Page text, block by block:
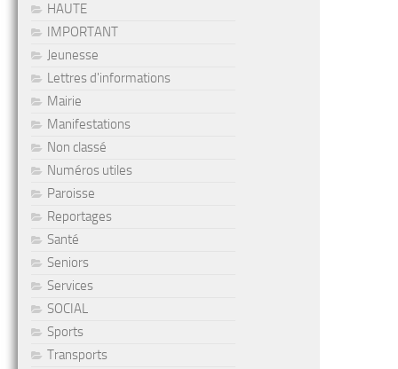
HAUTE
IMPORTANT
Jeunesse
Lettres d'informations
Mairie
Manifestations
Non classé
Numéros utiles
Paroisse
Reportages
Santé
Seniors
Services
SOCIAL
Sports
Transports